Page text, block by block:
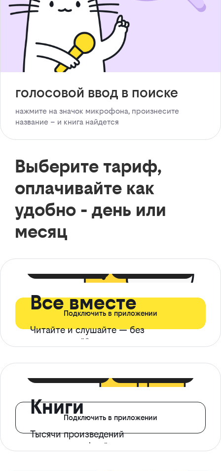
голосовой ввод в поиске
нажмите на значок микрофона, произнесите
название – и книга найдется
Выберите тариф,
оплачивайте как
удобно - день или
месяц
Все вместе
Читайте и слушайте — без
ограничений*
Подключить в приложении
Книги
Тысячи произведений
с доступом офлайн
Подключить в приложении